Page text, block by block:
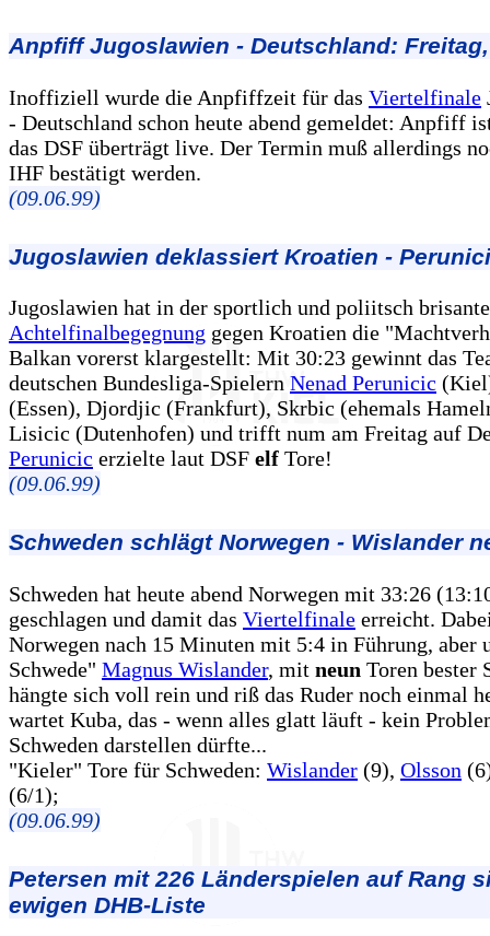
Anpfiff Jugoslawien - Deutschland:
Inoffiziell wurde die Anpfiffzeit für das Viertelfinale
- Deutschland schon heute abend gemeldet: Anpfiff
das DSF überträgt live. Der Termin muß allerdings
IHF bestätigt werden.
(09.06.99)
Jugoslawien deklassiert Kroatien -
Jugoslawien hat in der sportlich und poliitsch
Achtelfinalbegegnung gegen Kroatien die
Balkan vorerst klargestellt: Mit 30:23 gewinnt das
deutschen Bundesliga-Spielern Nenad Perunicic
(Essen), Djordjic (Frankfurt), Skrbic (ehemals
Lisicic (Dutenhofen) und trifft num am Freitag auf
Perunicic erzielte laut DSF elf Tore!
(09.06.99)
Schweden schlägt Norwegen - Wislander
Schweden hat heute abend Norwegen mit 33:26
geschlagen und damit das Viertelfinale erreicht.
Norwegen nach 15 Minuten mit 5:4 in Führung, aber
Schwede" Magnus Wislander, mit neun Toren bester
hängte sich voll rein und riß das Ruder noch einmal
wartet Kuba, das - wenn alles glatt läuft - kein
Schweden darstellen dürfte...
"Kieler" Tore für Schweden: Wislander (9), Olsson
(6/1);
(09.06.99)
Petersen mit 226 Länderspielen auf Rang
ewigen DHB-Liste